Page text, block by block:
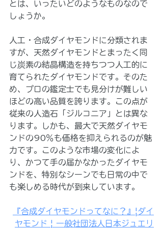
とは、いったいどのようなものなので
しょうか。
人工・合成ダイヤモンドに分類されま
すが、天然ダイヤモンドとまったく同
じ炭素の結晶構造を持ちつつ人工的に
育てられたダイヤモンドです。そのた
め、プロの鑑定士でも見分けが難しい
ほどの高い品質を誇ります。この点が
従来の人造石「ジルコニア」とは異な
ります。しかも、最大で天然ダイヤモ
ンドの90％も価格を抑えられるのが魅
力です。このような市場の変化によ
り、かつて手の届かなかったダイヤモ
ンドを、特別なシーンでも日常の中で
も楽しめる時代が到来しています。
『合成ダイヤモンドってなに？』|ダイ
ヤモンド | 一般社団法人日本ジュエリ